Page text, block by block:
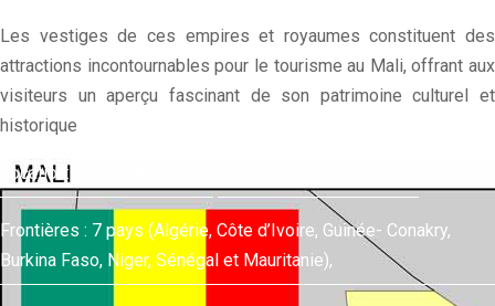
Les vestiges de ces empires et royaumes constituent des
attractions incontournables pour le tourisme au Mali, offrant aux
visiteurs un aperçu fascinant de son patrimoine culturel et
historique
Location: Afrique de l’Ouest
Frontières : 7 pays (Algérie, Côte d’Ivoire, Guinée- Conakry,
Burkina Faso, Niger, Sénégal et Mauritanie),